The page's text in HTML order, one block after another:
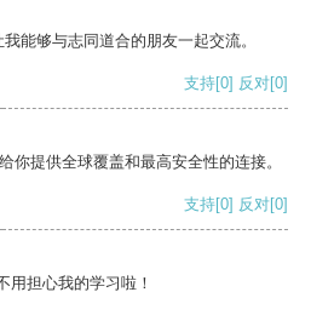
能够与志同道合的朋友一起交流。
支持[0] 反对[0]
你提供全球覆盖和最高安全性的连接。
支持[0] 反对[0]
用担心我的学习啦！